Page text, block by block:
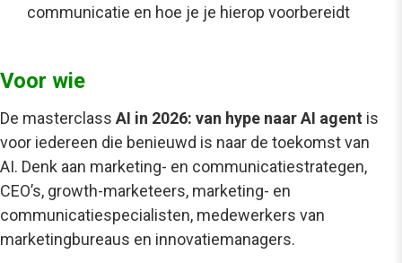
communicatie en hoe je je hierop voorbereidt
Voor wie
De masterclass AI in 2026: van hype naar AI agent is
voor iedereen die benieuwd is naar de toekomst van
AI. Denk aan marketing- en communicatiestrategen,
CEO’s, growth-marketeers, marketing- en
communicatiespecialisten, medewerkers van
marketingbureaus en innovatiemanagers.